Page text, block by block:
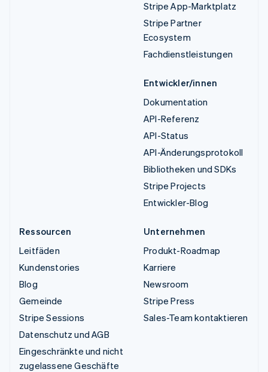
Stripe App-Marktplatz
Stripe Partner
Ecosystem
Fachdienstleistungen
Entwickler/innen
Dokumentation
API-Referenz
API-Status
API-Änderungsprotokoll
Bibliotheken und SDKs
Stripe Projects
Entwickler-Blog
Ressourcen
Leitfäden
Kundenstories
Blog
Gemeinde
Stripe Sessions
Datenschutz und AGB
Eingeschränkte und nicht
zugelassene Geschäfte
Unternehmen
Produkt-Roadmap
Karriere
Newsroom
Stripe Press
Sales-Team kontaktieren